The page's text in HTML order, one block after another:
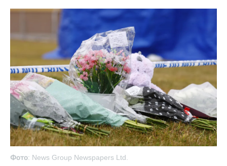
Фото: News Group Newspapers Ltd.